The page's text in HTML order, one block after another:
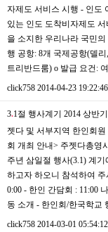
자제도 서비스 시행 - 인도
있는 인도 도착비자제도
을 소지한 우리나라 국민
행 공항: 8개 국제공항(델
트리반드룸) o 발급 요건:
click758 2014-04-23 19:22:46
3.1절 행사계기 2014 상반
젯다 및 서부지역 한인회
회 개최 안내> 주젯다총영
주년 삼일절 행사(3.1) 계
하고자 하오니 참석하여 주
0:00 - 한인 간담회 : 11:00
동 소개 - 한인회/한국학교
click758 2014-03-01 05:54:12